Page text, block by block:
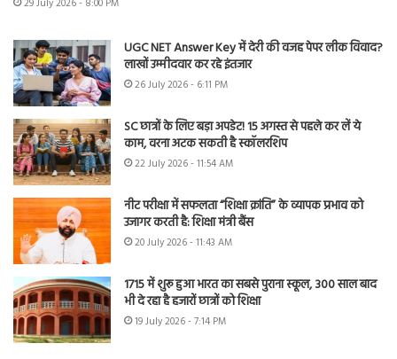
29 July 2026 - 8:00 PM
UGC NET Answer Key में देरी की वजह पेपर लीक विवाद?
लाखों उम्मीदवार कर रहे इंतजार
26 July 2026 - 6:11 PM
SC छात्रों के लिए बड़ा अपडेट! 15 अगस्त से पहले कर लें ये
काम, वरना अटक सकती है स्कॉलरशिप
22 July 2026 - 11:54 AM
नीट परीक्षा में सफलता “शिक्षा क्रांति” के व्यापक प्रभाव को
उजागर करती है: शिक्षा मंत्री बैंस
20 July 2026 - 11:43 AM
1715 में शुरू हुआ भारत का सबसे पुराना स्कूल, 300 साल बाद
भी दे रहा है हजारों छात्रों को शिक्षा
19 July 2026 - 7:14 PM